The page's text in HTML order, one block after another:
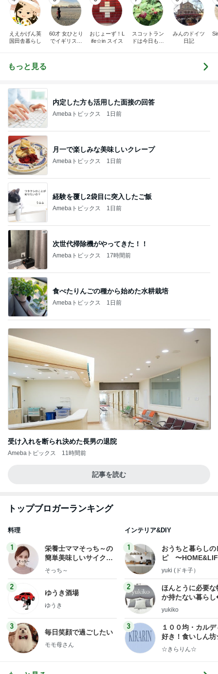
ええかげん英
国田舎暮らし
60才 女ひとり
でイギリスに
おじょーず！L
ife☆in スイス
スコットラン
ドは今日も曇
みんのドイツ
日記
もっと見る
内定した方も活用した面接の回答
Amebaトピックス 1日前
月一で楽しみな美味しいクレープ
Amebaトピックス 1日前
経験を覆し2袋目に突入したご飯
Amebaトピックス 1日前
次世代掃除機がやってきた！！
Amebaトピックス 17時間前
食べたりんごの種から始めた水耕栽培
Amebaトピックス 1日前
受け入れを断られ決めた長男の退院
Amebaトピックス 11時間前
記事を読む
トップブロガーランキング
料理
1
栄養士ママそっち～の
簡単美味しいサイクル
献立
そっち～
2
ゆうき酒場
ゆうき
3
毎日笑顔で過ごしたい
モモ母さん
インテリア&DIY
1
おうちと暮らしの
ピ 〜
yuki (ドキ子）
2
ほんとうに必要な
か持たない暮ら
ep Life Simple◆
yukiko
3
１００均・カルデ
好き！食いしん
らりん☆のブログ
☆きらりん☆